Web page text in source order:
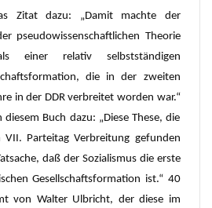
Zitat dazu: „Damit machte der
pseudowissenschaftlichen Theorie
einer relativ selbstständigen
die in der zweiten
in der DDR verbreitet worden war.“
Buch dazu: „Diese These, die
Parteitag Verbreitung gefunden
daß der Sozialismus die erste
Gesellschaftsformation ist.“ 40
von Walter Ulbricht, der diese im